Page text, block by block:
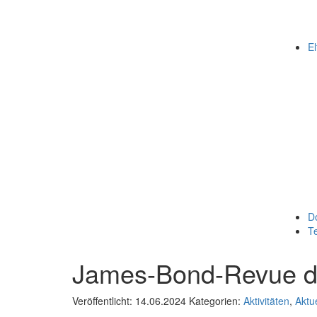
James-Bond-Revue
Veröffentlicht: 14.06.2024 Kategorien: Aktivitäten,